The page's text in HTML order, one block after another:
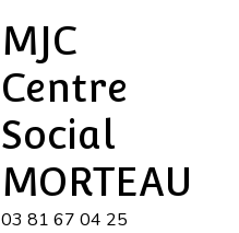
MJC
Centre
Social
MORTEAU
03 81 67 04 25